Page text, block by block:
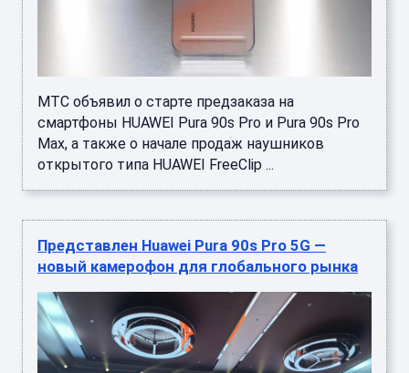
МТС объявил о старте предзаказа на
смартфоны HUAWEI Pura 90s Pro и Pura 90s Pro
Max, а также о начале продаж наушников
открытого типа HUAWEI FreeClip ...
Представлен Huawei Pura 90s Pro 5G —
новый камерофон для глобального рынка